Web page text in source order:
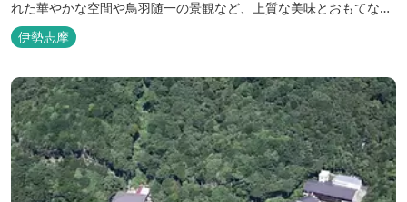
れた華やかな空間や鳥羽随一の景観など、上質な美味とおもてなし
をお約束します。 海の蝶ならではのゆとりの休日をお過ごし下さい
ませ。
伊勢志摩